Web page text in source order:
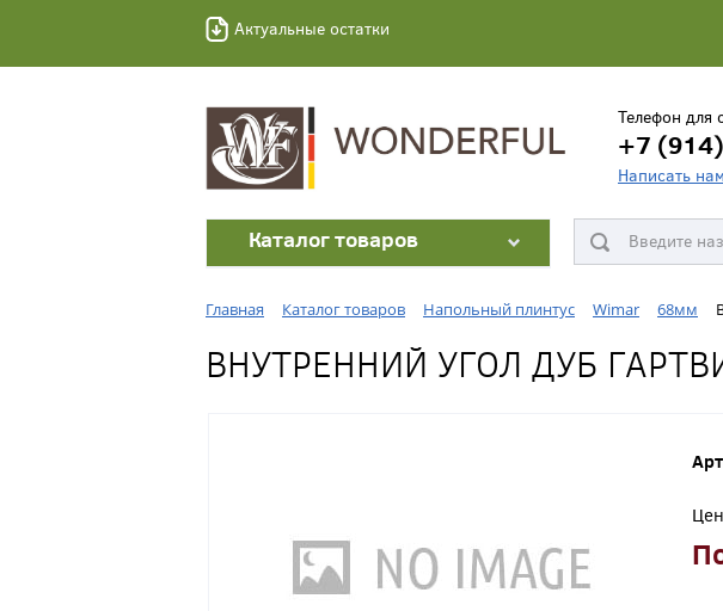
Актуальные остатки
Телефон для
+7
Написать нам
Каталог товаров
Главная Каталог товаров Напольный плинтус Wimar 68мм
ВНУТРЕННИЙ УГОЛ ДУБ